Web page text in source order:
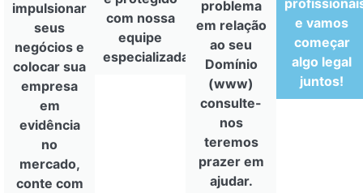
impulsionar
seus
negócios e
colocar sua
empresa
em
evidência
no
mercado,
conte com
com nossa
equipe
especializada.
problema
em relação
ao seu
Domínio
(www)
consulte-
nos
teremos
prazer em
ajudar.
e vamos
começar
algo legal
juntos!